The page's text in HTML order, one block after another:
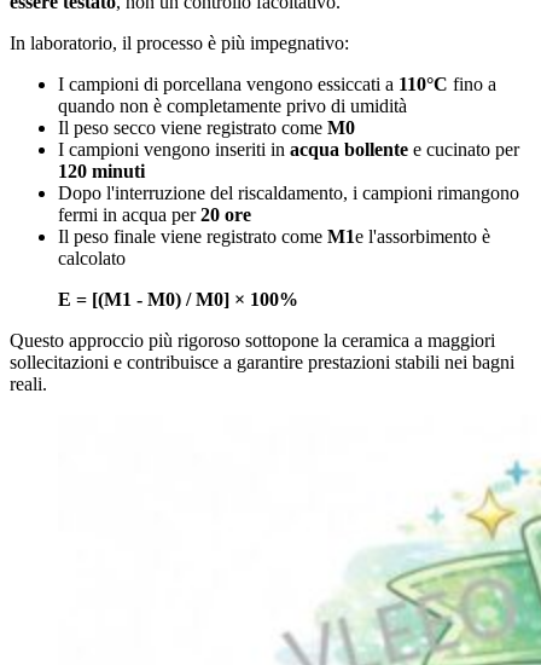
In laboratorio, il processo è più impegnativo:
I campioni di porcellana vengono essiccati a 110°C fino a
quando non è completamente privo di umidità
Il peso secco viene registrato come M0
I campioni vengono inseriti in acqua bollente e cucinato per
120 minuti
Dopo l'interruzione del riscaldamento, i campioni rimangono
fermi in acqua per20 ore
Il peso finale viene registrato come M1e l'assorbimento è
calcolato
E = [(M1 - M0) / M0] × 100%
Questo approccio più rigoroso sottopone la ceramica a maggiori
sollecitazioni e contribuisce a garantire prestazioni stabili nei bagni
reali.